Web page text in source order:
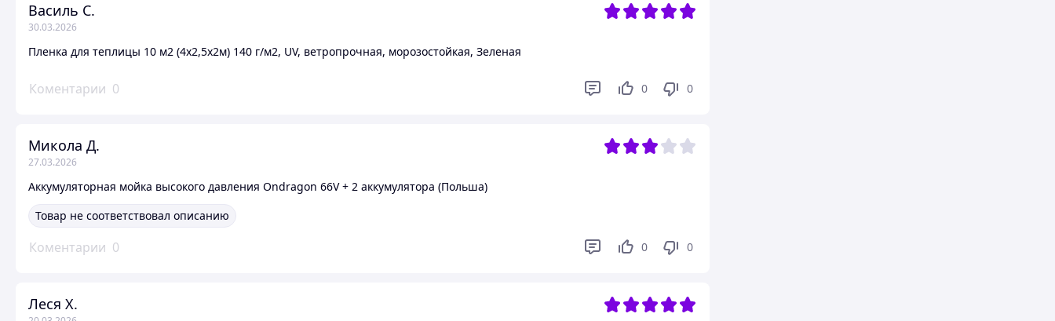
Василь С.
30.03.2026
Пленка для теплицы 10 м2 (4х2,5х2м) 140 г/м2, UV, ветропрочная, морозостойкая, Зеленая
Коментарии 0 0 0
Микола Д.
27.03.2026
Аккумуляторная мойка высокого давления Ondragon 66V + 2 аккумулятора (Польша)
Товар не соответствовал описанию
Коментарии 0 0 0
Леся Х.